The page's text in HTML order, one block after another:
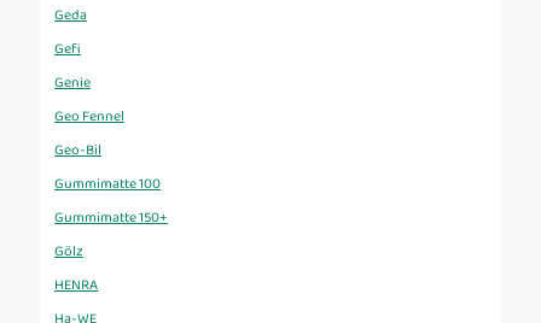
Geda
Gefi
Genie
Geo Fennel
Geo-Bil
Gummimatte 100
Gummimatte 150+
Gölz
HENRA